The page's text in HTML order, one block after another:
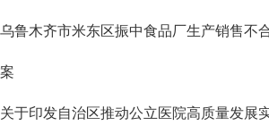
乌鲁木齐市米东区振中食品厂生产销售不
案
关于印发自治区推动公立医院高质量发展